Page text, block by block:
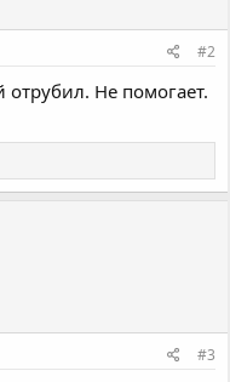
#2
Не помогает.
#3